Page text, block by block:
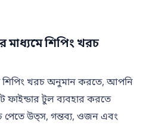
শিপিং খরচ
শিপিং খরচ অনুমান করতে, আপনি
ফাইন্ডার টুল ব্যবহার করতে
উত্স, গন্তব্য, ওজন এবং